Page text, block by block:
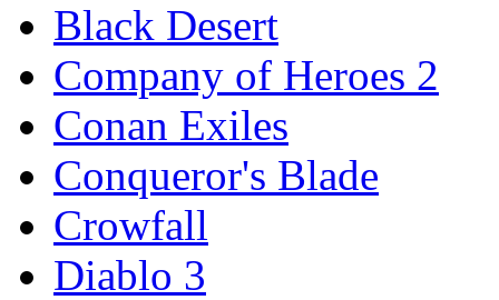
Black Desert
Company of Heroes 2
Conan Exiles
Conqueror's Blade
Crowfall
Diablo 3